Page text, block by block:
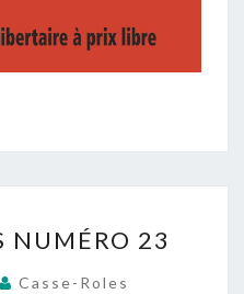
NUMÉRO
NUMÉRO 23
Casse-Roles